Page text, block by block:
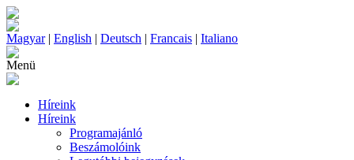
Magyar| English | Deutsch | Francais | Italiano
Menü
Híreink
Híreink
Programajánló
Beszámolóink